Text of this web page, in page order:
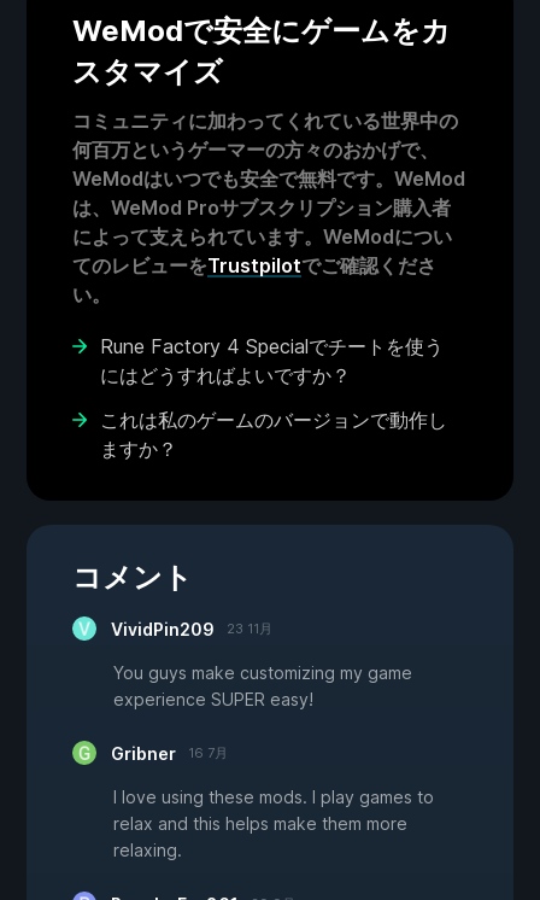
WeModで安全にゲームをカ
スタマイズ
コミュニティに加わってくれている世界中の
何百万というゲーマーの方々のおかげで、
WeModはいつでも安全で無料です。WeMod
は、WeMod Proサブスクリプション購入者
によって支えられています。WeModについ
てのレビューをTrustpilotでご確認くださ
い。
Rune Factory 4 Specialでチートを使う
にはどうすればよいですか？
これは私のゲームのバージョンで動作し
ますか？
コメント
VividPin209 23 11月
You guys make customizing my game
experience SUPER easy!
Gribner 16 7月
I love using these mods. I play games to
relax and this helps make them more
relaxing.